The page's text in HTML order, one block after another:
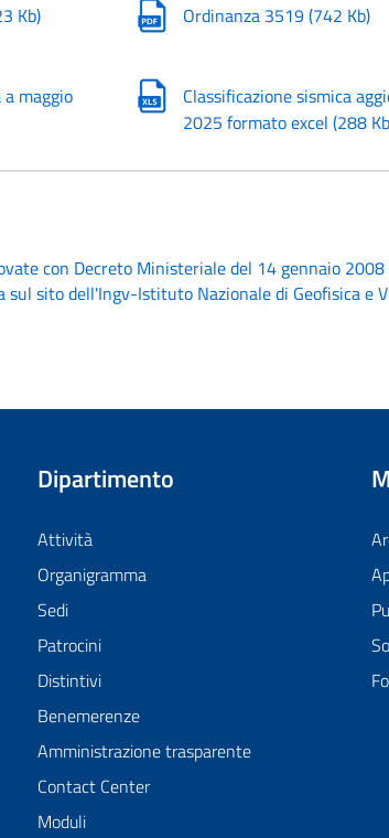
Kb) Ordinanza 3519(742 Kb)
maggio
Classificazione sismica
2025 formato excel (288 Kb
con Decreto Ministeriale del 14 gennaio
sito dell'Ingv-Istituto Nazionale di Geofisica e
Civile
Dipartimento
Attività
Organigramma
Sedi
Patrocini
Distintivi
Benemerenze
Amministrazione trasparente
Contact Center
Moduli